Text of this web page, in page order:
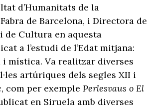
d’Humanitats de la
de Barcelona, i Directora de
Cultura en aquesta
a l’estudi de l’Edat mitjana:
mística. Va realitzar diverses
artúriques dels segles XII i
com per exemple Perlesvaus o El
en Siruela amb diverses